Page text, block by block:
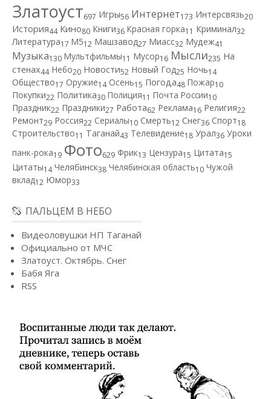
Златоуст697 Игры56 Интернет173 Интерсвязь20
История44 Кино80 Книги36 Красная горка11 Криминал32
Литература17 М512 Машзавод27 Миасс32 Мудеж41
Музыка130 Мультфильмы11 Мусор16 Мысли235 На
стенах44 Небо20 Новости52 Новый Год25 Ночь14
Общество17 Оружие14 Осень15 Погода48 Пожар10
Покупки22 Политика30 Полиция11 Почта России10
Праздник22 Праздники27 Работа62 Реклама16 Религия22
Ремонт29 Россия22 Сериалы10 Смерть12 Снег36 Спорт18
Строительство11 Таганай43 Телевидение18 Урал36 Уроки
панк-рока19 Фото629 Фрик13 Цензура15 Цитата15
Цитаты14 Челябинск38 Челябинская область10 Чужой
вклад12 Юмор33
ПАЛЬЦЕМ В НЕБО
Видеоловушки НП Таганай
Официально от МЧС
Златоуст. Октябрь. Снег
Бабя Яга
RSS